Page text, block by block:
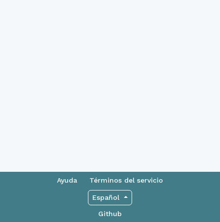
Ayuda Términos del servicio
Español
Github